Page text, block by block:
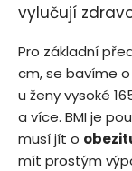
vylučují
Pro základní
cm, se bavíme
u ženy vysoké
a více. BMI je
musí jít o
mít prostým